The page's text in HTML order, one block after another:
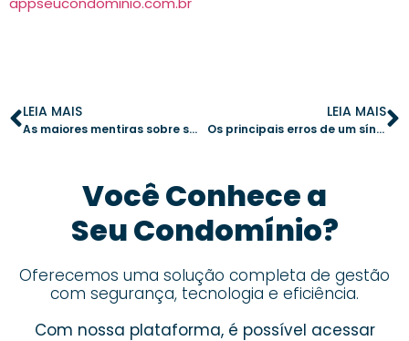
LEIA MAIS
As maiores mentiras sobre ser síndico e como evitá-las no dia a dia
LEIA MAIS
Os principais erros de um síndico e como corrigi-los na gestão condominial
Você Conhece a
Seu Condomínio?
Oferecemos uma solução completa de gestão
com segurança, tecnologia e eficiência.
Com nossa plataforma, é possível acessar